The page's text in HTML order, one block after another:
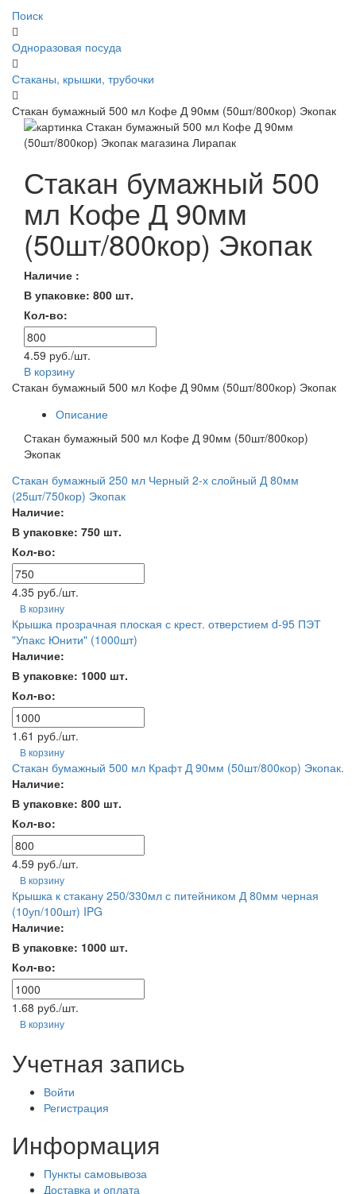
Поиск
Одноразовая посуда
Стаканы, крышки, трубочки
Стакан бумажный 500 мл Кофе Д 90мм (50шт/800кор) Экопак
Стакан бумажный 500
мл Кофе Д 90мм
(50шт/800кор) Экопак
Наличие :
В упаковке: 800 шт.
Кол-во:
4.59 руб./шт.
В корзину
Стакан бумажный 500 мл Кофе Д 90мм (50шт/800кор) Экопак
Описание
Стакан бумажный 500 мл Кофе Д 90мм (50шт/800кор)
Экопак
Стакан бумажный 250 мл Черный 2-х слойный Д 80мм
(25шт/750кор) Экопак
Наличие:
В упаковке: 750 шт.
Кол-во:
4.35 руб./шт.
В корзину
Крышка прозрачная плоская с крест. отверстием d-95 ПЭТ
"Упакс Юнити" (1000шт)
Наличие:
В упаковке: 1000 шт.
Кол-во:
1.61 руб./шт.
В корзину
Стакан бумажный 500 мл Крафт Д 90мм (50шт/800кор) Экопак.
Наличие:
В упаковке: 800 шт.
Кол-во:
4.59 руб./шт.
В корзину
Крышка к стакану 250/330мл с питейником Д 80мм черная
(10уп/100шт) IPG
Наличие:
В упаковке: 1000 шт.
Кол-во:
1.68 руб./шт.
В корзину
Учетная запись
Войти
Регистрация
Информация
Пункты самовывоза
Доставка и оплата